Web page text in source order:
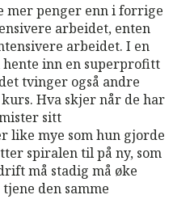
mer penger enn i forrige
arbeidet, enten
arbeidet. I en
inn en superprofitt
tvinger også andre
Hva skjer når de har
sitt
like mye som hun gjorde
spiralen til på ny, som
må stadig må øke
den samme